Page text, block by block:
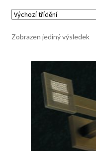
Zobrazen jediný výsledek